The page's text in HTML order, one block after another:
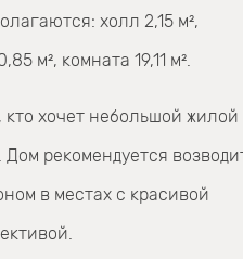
холл 2,15 м²,
м², комната 19,11 м².
хочет небольшой жилой
рекомендуется
в местах с красивой